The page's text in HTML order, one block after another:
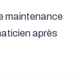
maintenance
après